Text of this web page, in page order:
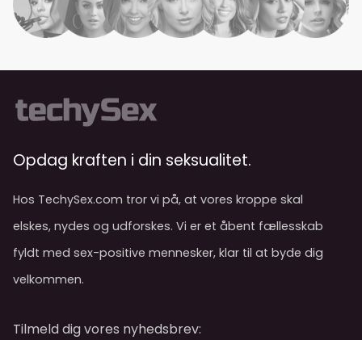
Opdag kraften i din seksualitet.
Hos TechySex.com tror vi på, at vores kroppe skal
elskes, nydes og udforskes. Vi er et åbent fællesskab
fyldt med sex-positive mennesker, klar til at byde dig
velkommen.
Tilmeld dig vores nyhedsbrev: